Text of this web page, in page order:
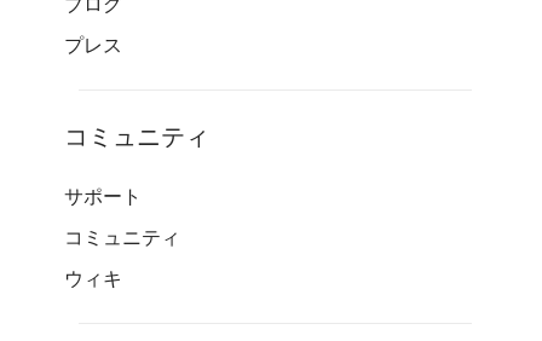
プレス
コミュニティ
サポート
コミュニティ
ウィキ